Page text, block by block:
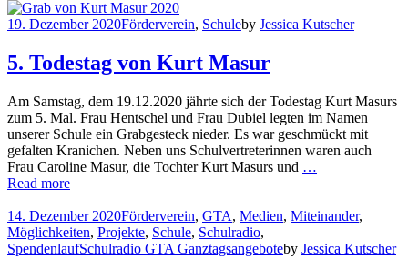
19. Dezember 2020Förderverein, Schuleby Jessica Kutscher
5. Todestag von Kurt Masur
Am Samstag, dem 19.12.2020 jährte sich der Todestag Kurt Masurs
zum 5. Mal. Frau Hentschel und Frau Dubiel legten im Namen
unserer Schule ein Grabgesteck nieder. Es war geschmückt mit
gefalten Kranichen. Neben uns Schulvertreterinnen waren auch
Frau Caroline Masur, die Tochter Kurt Masurs und …
Read more
14. Dezember 2020Förderverein, GTA, Medien, Miteinander,
Möglichkeiten, Projekte, Schule, Schulradio,
SpendenlaufSchulradio GTA Ganztagsangeboteby Jessica Kutscher